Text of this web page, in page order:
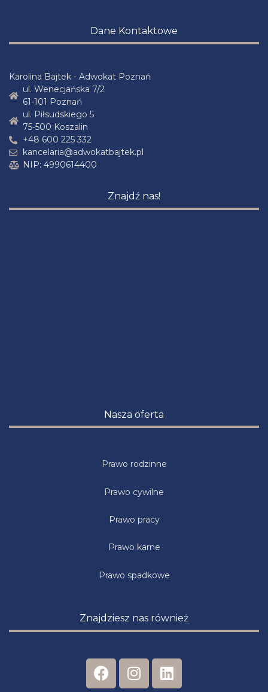
Dane Kontaktowe
Karolina Bajtek - Adwokat Poznań
ul. Wenecjańska 7/2
61-101 Poznań
ul. Piłsudskiego 5
75-500 Koszalin
+48 600 225 332
kancelaria@adwokatbajtek.pl
NIP: 4990614400
Znajdź nas!
Nasza oferta
Prawo rodzinne
Prawo cywilne
Prawo pracy
Prawo karne
Prawo spadkowe
Znajdziesz nas również